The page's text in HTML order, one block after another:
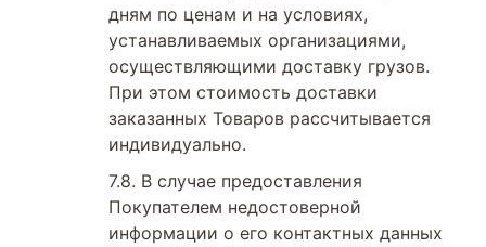
дням по ценам и на условиях,
устанавливаемых организациями,
осуществляющими доставку грузов.
При этом стоимость доставки
заказанных Товаров рассчитывается
индивидуально.
В случае предоставления
Покупателем недостоверной
информации о его контактных данных